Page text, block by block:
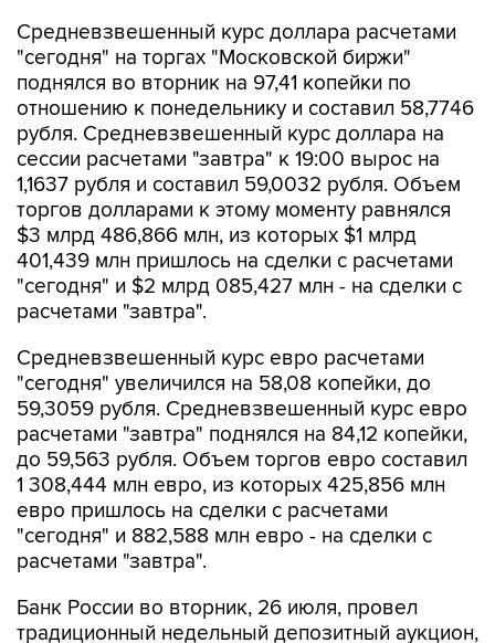
Средневзвешенный курс доллара расчетами
"сегодня" на торгах "Московской биржи"
поднялся во вторник на 97,41 копейки по
отношению к понедельнику и составил 58,7746
рубля. Средневзвешенный курс доллара на
сессии расчетами "завтра" к 19:00 вырос на
1,1637 рубля и составил 59,0032 рубля. Объем
торгов долларами к этому моменту равнялся
$3 млрд 486,866 млн, из которых $1 млрд
401,439 млн пришлось на сделки с расчетами
"сегодня" и $2 млрд 085,427 млн - на сделки с
расчетами "завтра".
Средневзвешенный курс евро расчетами
"сегодня" увеличился на 58,08 копейки, до
59,3059 рубля. Средневзвешенный курс евро
расчетами "завтра" поднялся на 84,12 копейки,
до 59,563 рубля. Объем торгов евро составил
1 308,444 млн евро, из которых 425,856 млн
евро пришлось на сделки с расчетами
"сегодня" и 882,588 млн евро - на сделки с
расчетами "завтра".
Банк России во вторник, 26 июля, провел
традиционный недельный депозитный аукцион,